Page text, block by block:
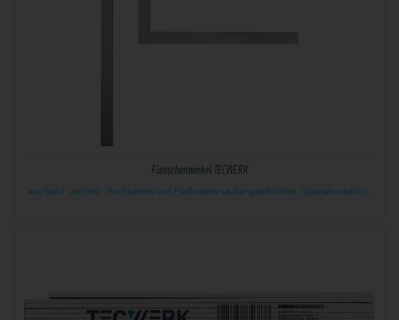
Flanschenwinkel TECWERK
aus Stahl · verzinkt · Hochkanten und Flachseiten sauber geschlichtet · Spezialwinkel für…